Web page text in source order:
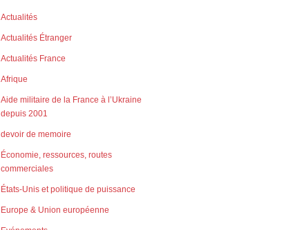
Actualités
Actualités Étranger
Actualités France
Afrique
Aide militaire de la France à l’Ukraine
depuis 2001
devoir de memoire
Économie, ressources, routes
commerciales
États-Unis et politique de puissance
Europe & Union européenne